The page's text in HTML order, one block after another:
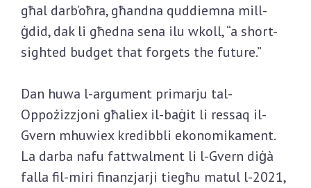
għal darb’oħra, għandna quddiemna mill-
ġdid, dak li għedna sena ilu wkoll, “a short-
sighted budget that forgets the future.”
Dan huwa l-argument primarju tal-
Oppożizzjoni għaliex il-baġit li ressaq il-
Gvern mhuwiex kredibbli ekonomikament.
La darba nafu fattwalment li l-Gvern diġà
falla fil-miri finanzjarji tiegħu matul l-2021,